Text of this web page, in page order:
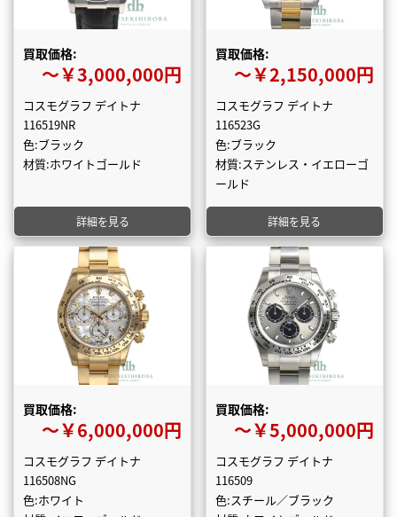
買取価格:
〜￥3,000,000円
コスモグラフ デイトナ
116519NR
色:ブラック
材質:ホワイトゴールド
詳細を見る
買取価格:
〜￥2,150,000円
コスモグラフ デイトナ
116523G
色:ブラック
材質:ステンレス・イエローゴ
ールド
詳細を見る
買取価格:
〜￥6,000,000円
コスモグラフ デイトナ
116508NG
色:ホワイト
買取価格:
〜￥5,000,000円
コスモグラフ デイトナ
116509
色:スチール／ブラック